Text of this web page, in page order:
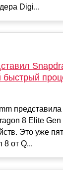
Digi...
8 Elite Gen
Это уже
8 от Q...